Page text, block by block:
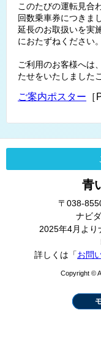
このたびの運転見合
回数乗車券につきま
延長のお取扱いを実
におたずねください。
ご利用のお客様へは
たせをいたしました
ご案内ポスター ［
青
〒038-
ナビ
2025年4月より
詳しくは「お問
Copyright ©